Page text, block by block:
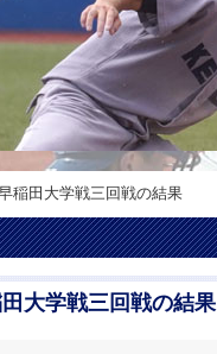
稲田大学戦三回戦の結果
大学戦三回戦の結果